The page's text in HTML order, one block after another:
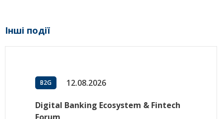
Інші події
B2G 12.08.2026
Digital Banking Ecosystem & Fintech